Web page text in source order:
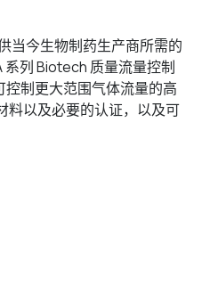
当今生物制药生产商所需的
列 Biotech 质量流量控制
制更大范围气体流量的高
料以及必要的认证，以及可